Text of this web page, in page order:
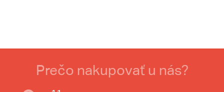
Prečo nakupovať u nás?